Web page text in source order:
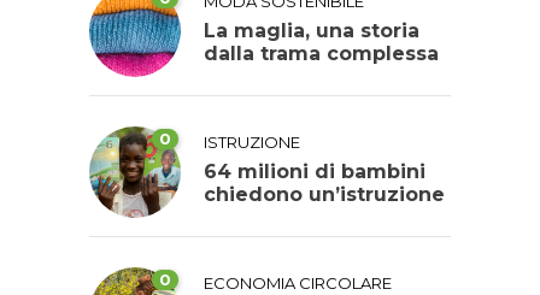
La maglia, una storia
dalla trama complessa
0 ISTRUZIONE
64 milioni di bambini
chiedono un’istruzione
0 ECONOMIA CIRCOLARE